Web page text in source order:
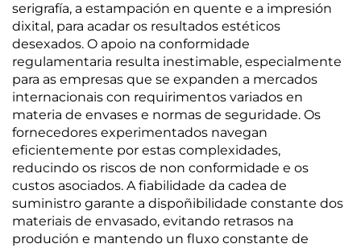
serigrafía, a estampación en quente e a impresión
dixital, para acadar os resultados estéticos
desexados. O apoio na conformidade
regulamentaria resulta inestimable, especialmente
para as empresas que se expanden a mercados
internacionais con requirimentos variados en
materia de envases e normas de seguridade. Os
fornecedores experimentados navegan
eficientemente por estas complexidades,
reducindo os riscos de non conformidade e os
custos asociados. A fiabilidade da cadea de
suministro garante a dispoñibilidade constante dos
materiais de envasado, evitando retrasos na
produción e mantendo un fluxo constante de